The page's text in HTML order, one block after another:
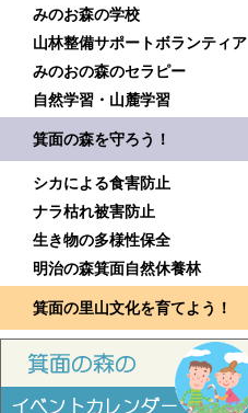
みのお森の学校
山林整備サポートボランティア
みのおの森のセラピー
自然学習・山麓学習
箕面の森を守ろう！
シカによる食害防止
ナラ枯れ被害防止
生き物の多様性保全
明治の森箕面自然休養林
箕面の里山文化を育てよう！